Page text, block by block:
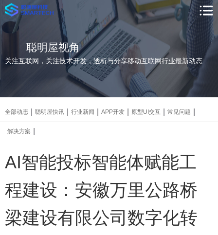
聪明屋视角
关注互联网，关注技术开发，透析与分享移动互联网行业最新动态
全部动态 聪明屋快讯 行业新闻 APP开发 原型UI交互 常见问题
解决方案
AI智能投标智能体赋能工
程建设：安徽万里公路桥
梁建设有限公司数字化转